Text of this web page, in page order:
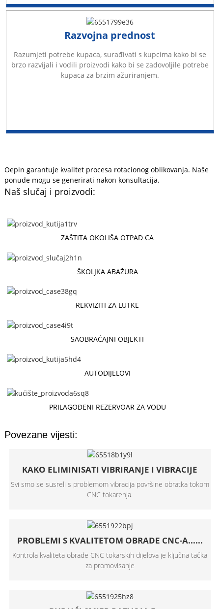
Razvojna prednost
Razumjeti potrebe kupaca, surađivati ​​s kupcima kako bi se
brzo razvijali i vodili proizvodi kako bi se zadovoljile potrebe
kupaca za brzim ažuriranjem.
Oepin garantuje kvalitet procesa rotacionog oblikovanja. Naše
ponude mogu se generirati nakon konsultacija.
Naš slučaj i proizvodi:
ZAŠTITA OKOLIŠA OTPAD CA
ŠKOLJKA ABAŽURA
REKVIZITI ZA LUTKE
SAOBRAĆAJNI OBJEKTI
AUTODIJELOVI
PRILAGOĐENI REZERVOAR ZA VODU
Povezane vijesti:
KAKO ELIMINISATI VIBRIRANJE I VIBRACIJE
Svi smo se susreli s problemom vibracija površine obratka tokom
CNC tokarenja.
PROBLEMI S KVALITETOM OBRADE CNC-A......
Kontrola kvaliteta obrade CNC tokarskih dijelova je ključna tačka
za promovisanje